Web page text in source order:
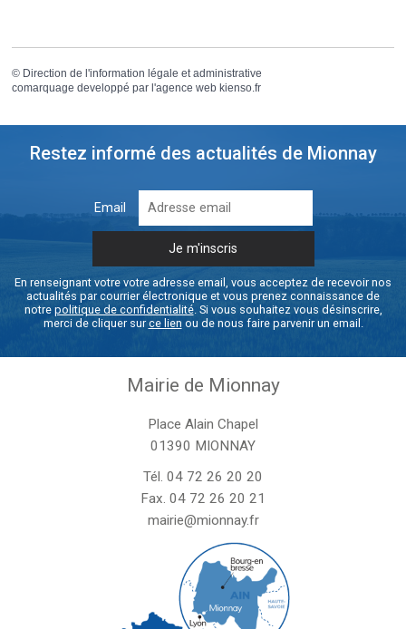
© Direction de l'information légale et administrative
comarquage developpé par l'agence web kienso.fr
Restez informé des actualités de Mionnay
Email
En renseignant votre votre adresse email, vous acceptez de recevoir nos
actualités par courrier électronique et vous prenez connaissance de
notre politique de confidentialité. Si vous souhaitez vous désinscrire,
merci de cliquer surce lien ou de nous faire parvenir un email.
Mairie de Mionnay
Place Alain Chapel
01390 MIONNAY
Tél. 04 72 26 20 20
Fax. 04 72 26 20 21
mairie@mionnay.fr